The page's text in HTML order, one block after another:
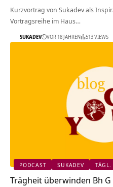
Kurzvortrag von Sukadev als
Vortragsreihe im Haus…
SUKADEV VOR 18 JAHREN 513 VIEWS
PODCAST SUKADEV
Trägheit überwinden Bh